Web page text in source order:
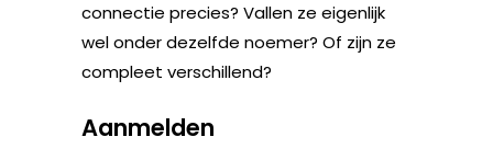
connectie precies? Vallen ze eigenlijk
wel onder dezelfde noemer? Of zijn ze
compleet verschillend?
Aanmelden